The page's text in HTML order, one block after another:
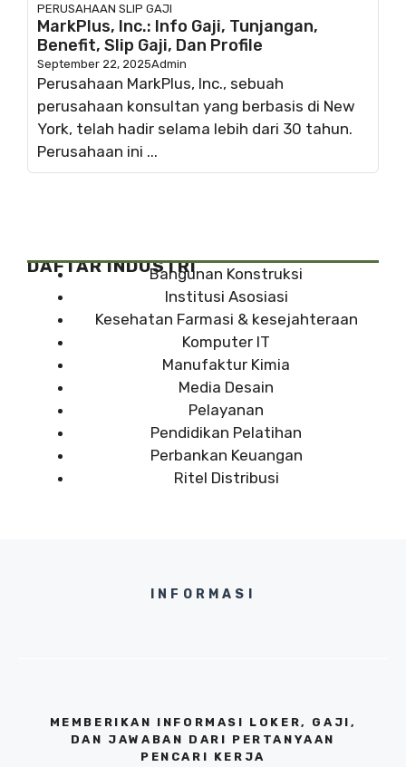
PERUSAHAAN SLIP GAJI
MarkPlus, Inc.: Info Gaji, Tunjangan,
Benefit, Slip Gaji, Dan Profile
September 22, 2025Admin
Perusahaan MarkPlus, Inc., sebuah
perusahaan konsultan yang berbasis di New
York, telah hadir selama lebih dari 30 tahun.
Perusahaan ini ...
DAFTAR INDUSTRIBangunan Konstruksi
Institusi Asosiasi
Kesehatan Farmasi & kesejahteraan
Komputer IT
Manufaktur Kimia
Media Desain
Pelayanan
Pendidikan Pelatihan
Perbankan Keuangan
Ritel Distribusi
INFORMASI
MEMBERIKAN INFORMASI LOKER, GAJI,
DAN JAWABAN DARI PERTANYAAN
PENCARI KERJA